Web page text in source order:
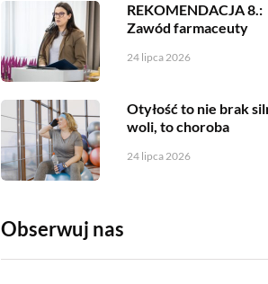
REKOMENDACJA 8.:
Zawód farmaceuty
24 lipca 2026
Otyłość to nie brak
woli, to choroba
24 lipca 2026
Obserwuj nas